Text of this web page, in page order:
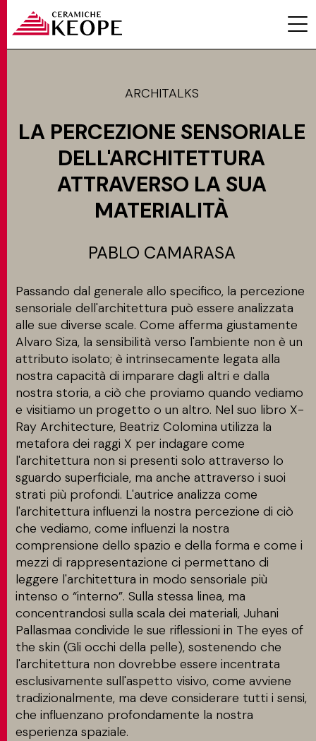
PROGETTI
EVENTI
CONTATTI
MATCH APP
CERCA
AREA RISERVATA
ARCHITALKS
LA PERCEZIONE SENSORIALE
DELL'ARCHITETTURA
ATTRAVERSO LA SUA
MATERIALITÀ
PABLO CAMARASA
Passando dal generale allo specifico, la percezione
sensoriale dell'architettura può essere analizzata
alle sue diverse scale. Come afferma giustamente
Alvaro Siza, la sensibilità verso l'ambiente non è un
attributo isolato; è intrinsecamente legata alla
nostra capacità di imparare dagli altri e dalla
nostra storia, a ciò che proviamo quando vediamo
e visitiamo un progetto o un altro. Nel suo libro X-
Ray Architecture, Beatriz Colomina utilizza la
metafora dei raggi X per indagare come
l'architettura non si presenti solo attraverso lo
sguardo superficiale, ma anche attraverso i suoi
strati più profondi. L'autrice analizza come
l'architettura influenzi la nostra percezione di ciò
che vediamo, come influenzi la nostra
comprensione dello spazio e della forma e come i
mezzi di rappresentazione ci permettano di
leggere l'architettura in modo sensoriale più
intenso o “interno”. Sulla stessa linea, ma
concentrandosi sulla scala dei materiali, Juhani
Pallasmaa condivide le sue riflessioni in The eyes of
the skin (Gli occhi della pelle), sostenendo che
l'architettura non dovrebbe essere incentrata
esclusivamente sull'aspetto visivo, come avviene
tradizionalmente, ma deve considerare tutti i sensi,
che influenzano profondamente la nostra
esperienza spaziale.